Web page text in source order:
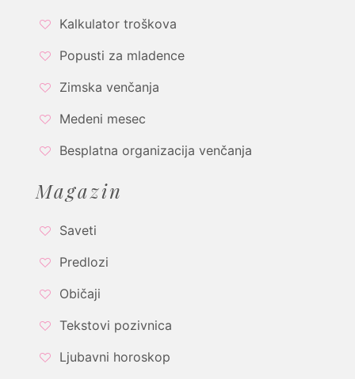
Kalkulator troškova
Popusti za mladence
Zimska venčanja
Medeni mesec
Besplatna organizacija venčanja
Magazin
Saveti
Predlozi
Običaji
Tekstovi pozivnica
Ljubavni horoskop